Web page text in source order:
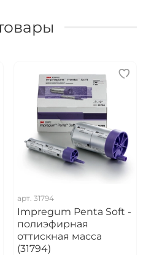
арт. 31794
Impregum Penta Soft -
полиэфирная
оттискная масса
(31794)